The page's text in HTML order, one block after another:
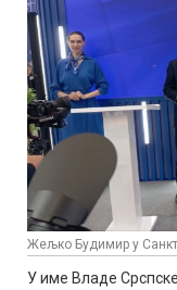
Жељко Будимир у Санкт
У име Владе